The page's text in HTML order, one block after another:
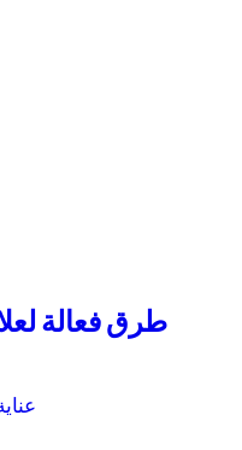
طرق فعالة